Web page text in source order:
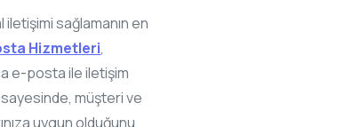
sağlamanın en
Hizmetleri,
e-posta ile iletişim
sayesinde, müşteri ve
uygun olduğunu